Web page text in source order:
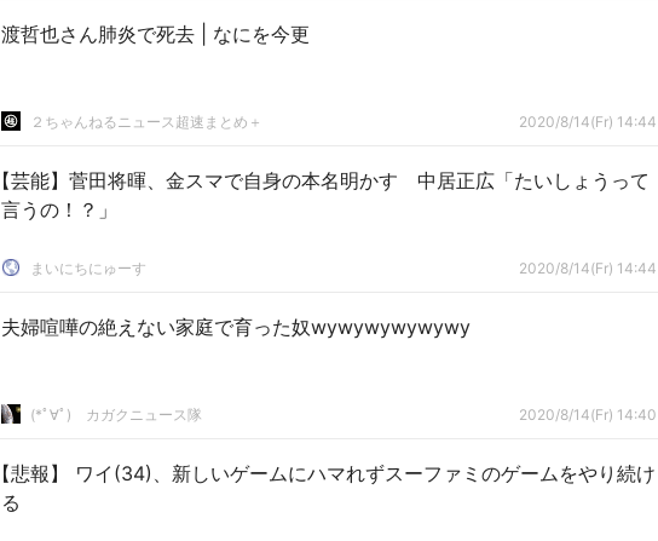
渡哲也さん肺炎で死去 | なにを今更
２ちゃんねるニュース超速まとめ＋ 2020/8/14(Fr) 14:44
【芸能】菅田将暉、金スマで自身の本名明かす 中居正広「たいしょうって
言うの！？」
まいにちにゅーす 2020/8/14(Fr) 14:44
夫婦喧嘩の絶えない家庭で育った奴wywywywywywy
(*ﾟ∀ﾟ)ゞカガクニュース隊 2020/8/14(Fr) 14:40
【悲報】 ワイ(34)、新しいゲームにハマれずスーファミのゲームをやり続け
る